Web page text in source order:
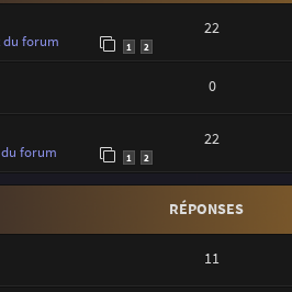
du forum 1 2
22
0
forum 1 2
22
RÉPONSES
11